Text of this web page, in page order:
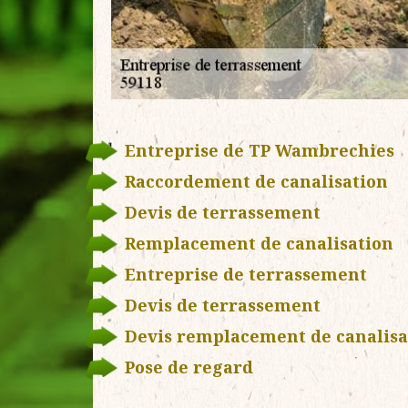
Entreprise de TP Wambrechies
Raccordement de canalisation
Devis de terrassement
Remplacement de canalisation
Entreprise de terrassement
Devis de terrassement
Devis remplacement de
Pose de regard